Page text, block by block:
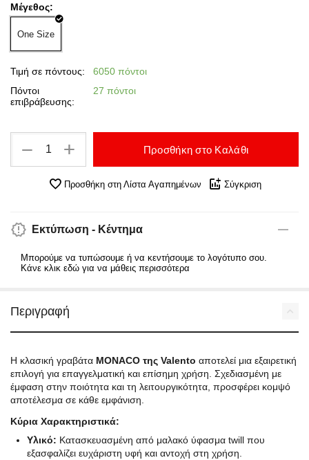
Μέγεθος:
One Size
Τιμή σε πόντους:
6050 πόντοι
Πόντοι
επιβράβευσης:
27 πόντοι
+
− Προσθήκη στο Καλάθι
Προσθήκη στη Λίστα Αγαπημένων Σύγκριση
Εκτύπωση - Κέντημα
Μπορούμε να τυπώσουμε ή να κεντήσουμε το λογότυπο σου.
Κάνε κλικ εδώ για να μάθεις περισσότερα
Περιγραφή
Η κλασική γραβάτα MONACO της Valento αποτελεί μια εξαιρετική
επιλογή για επαγγελματική και επίσημη χρήση. Σχεδιασμένη με
έμφαση στην ποιότητα και τη λειτουργικότητα, προσφέρει κομψό
αποτέλεσμα σε κάθε εμφάνιση.
Κύρια Χαρακτηριστικά:
Υλικό: Κατασκευασμένη από μαλακό ύφασμα twill που
εξασφαλίζει ευχάριστη υφή και αντοχή στη χρήση.